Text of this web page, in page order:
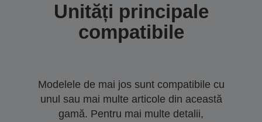
Unități principale
compatibile
Modelele de mai jos sunt compatibile cu
unul sau mai multe articole din această
gamă. Pentru mai multe detalii,